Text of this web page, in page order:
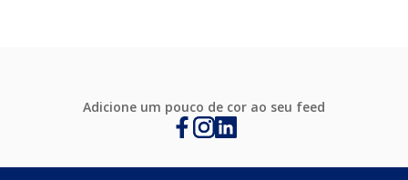
Adicione um pouco de cor ao seu feed